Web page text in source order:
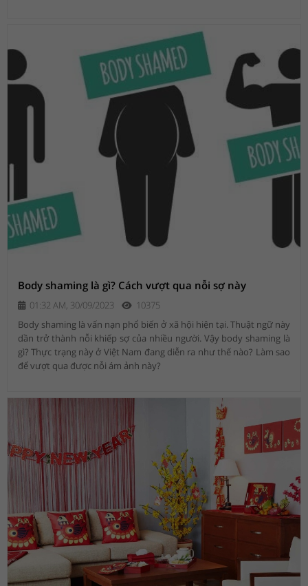
Body shaming là gì? Cách vượt qua nỗi sợ này
01:32 AM, 30/09/2023
10375
Body shaming là vấn nạn phổ biến ở xã hội hiện tại. Thuật ngữ này
dần trở thành nỗi khiếp sợ của nhiều người. Vậy body shaming là
gì? Thực trạng này ở Việt Nam đang diễn ra như thế nào? Làm sao
để vượt qua được nỗi ám ảnh này?